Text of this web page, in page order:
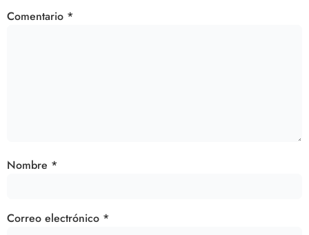
Comentario *
Nombre *
Correo electrónico *